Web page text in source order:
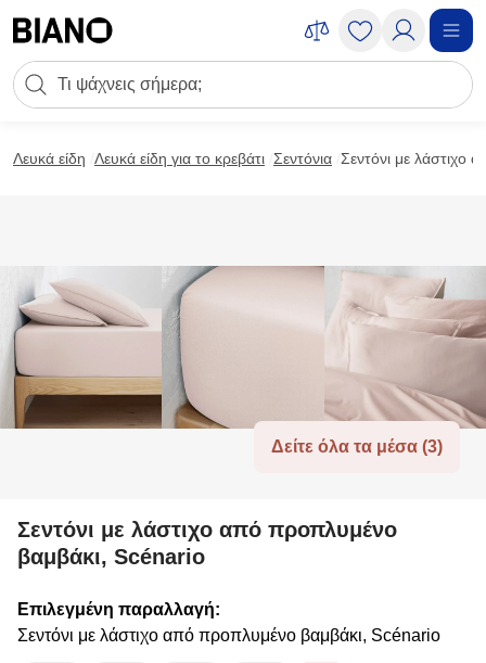
Πεδίο αναζήτησης
Λευκά είδη Λευκά είδη για το κρεβάτι Σεντόνια Σεντόνι με λάστιχο
Δείτε όλα τα μέσα (3)
Σεντόνι με λάστιχο από προπλυμένο
βαμβάκι, Scénario
Επιλεγμένη παραλλαγή:
Σεντόνι με λάστιχο από προπλυμένο βαμβάκι, Scénario